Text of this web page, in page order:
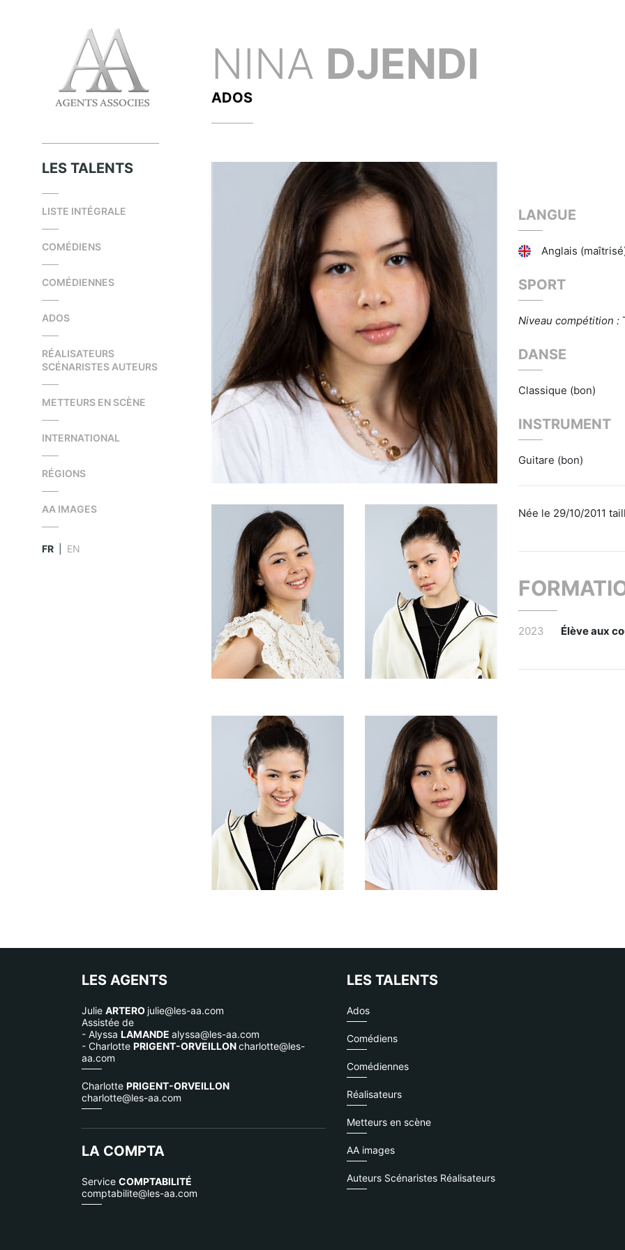
LES TALENTS
LISTE INTÉGRALE
COMÉDIENS
COMÉDIENNES
ADOS
RÉALISATEURS
SCÉNARISTES AUTEURS
METTEURS EN SCÈNE
INTERNATIONAL
RÉGIONS
AA IMAGES
FR EN
NINA DJENDI
ADOS
LANGUE
Anglais
SPORT
Niveau compétition :
DANSE
Classique (bon)
INSTRUMENT
Guitare (bon)
Née le 29/10/2011
2023 Élève aux
LES AGENTS
Julie ARTERO julie@les-aa.com
Assistée de
- Alyssa LAMANDE alyssa@les-aa.com
- Charlotte PRIGENT-ORVEILLONcharlotte@les-
aa.com
Charlotte PRIGENT-ORVEILLON
charlotte@les-aa.com
LA COMPTA
Service COMPTABILITÉ
comptabilite@les-aa.com
LES TALENTS
Ados
Comédiens
Comédiennes
Réalisateurs
Metteurs en scène
AA images
Auteurs Scénaristes Réalisateurs